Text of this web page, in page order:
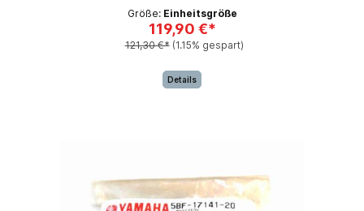
Größe: Einheitsgröße
119,90 €*
121,30 €* (1.15% gespart)
Details